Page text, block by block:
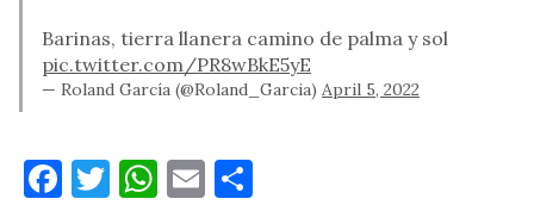
Barinas, tierra llanera camino de palma y sol
pic.twitter.com/PR8wBkE5yE
— Roland García (@Roland_Garcia) April 5, 2022
Facebook
Twitter
WhatsApp
Email